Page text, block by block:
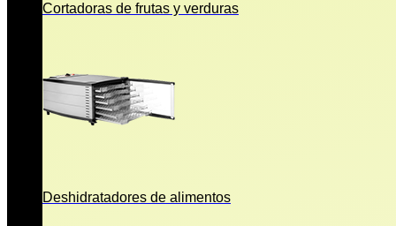
Cortadoras de frutas y verduras
Deshidratadores de alimentos